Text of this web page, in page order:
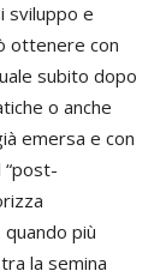
sviluppo e
ottenere con
subito dopo
o anche
emersa e con
“post-
più
la semina